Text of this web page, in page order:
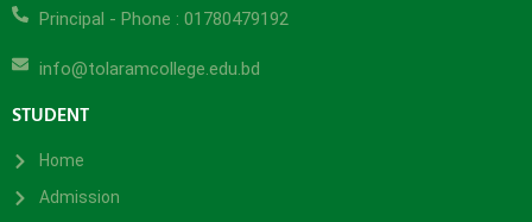
Principal - Phone : 01780479192
info@tolaramcollege.edu.bd
STUDENT
Home
Admission